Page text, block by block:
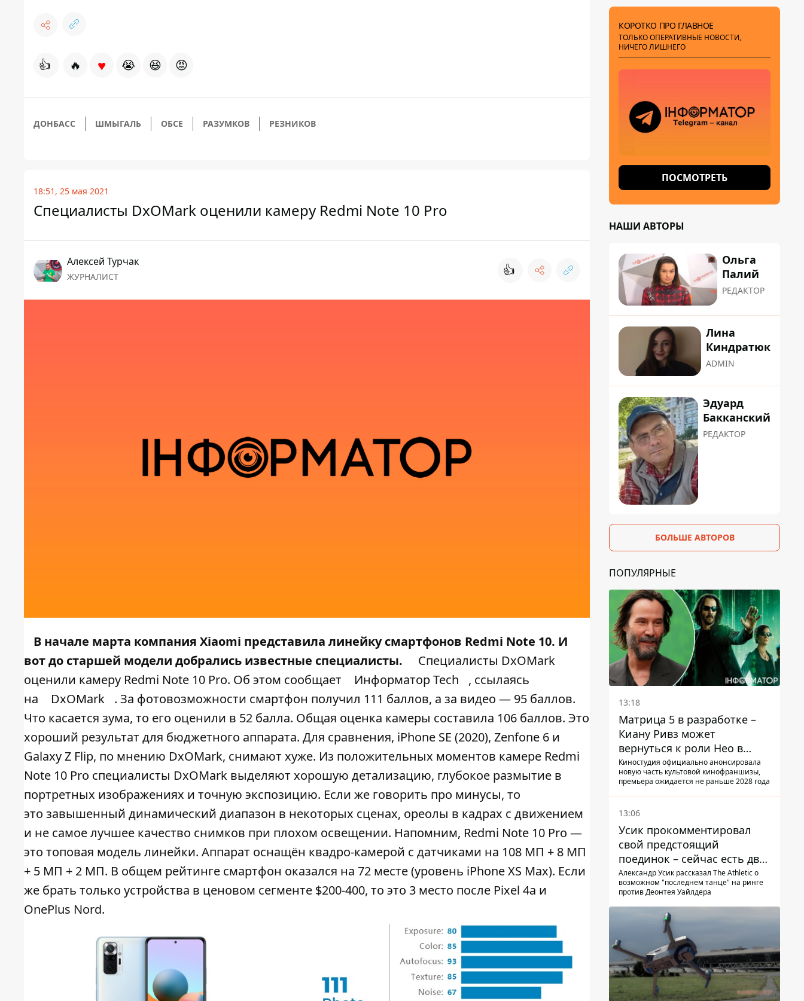
👍 🔥 ♥ 😭 😆 😡
ДОНБАСС ШМЫГАЛЬ ОБСЕ РАЗУМКОВ РЕЗНИКОВ
18:51, 25 мая 2021
Специалисты DxOMark оценили камеру Redmi Note 10 Pro
Алексей Турчак
ЖУРНАЛИСТ 👍
В начале марта компания Xiaomi представила линейку смартфонов Redmi Note 10. И
вот до старшей модели добрались известные специалисты.
Специалисты DxOMark
оценили камеру Redmi Note 10 Pro. Об этом сообщает
Информатор Tech
, ссылаясь
на
DxOMark
. За фотовозможности смартфон получил 111 баллов, а за видео — 95 баллов.
Что касается зума, то его оценили в 52 балла. Общая оценка камеры составила 106 баллов. Это
хороший результат для бюджетного аппарата. Для сравнения, iPhone SE (2020), Zenfone 6 и
Galaxy Z Flip, по мнению DxOMark, снимают хуже. Из положительных моментов камере Redmi
Note 10 Pro специалисты DxOMark выделяют хорошую детализацию, глубокое размытие в
портретных изображениях и точную экспозицию. Если же говорить про минусы, то
это завышенный динамический диапазон в некоторых сценах, ореолы в кадрах с движением
и не самое лучшее качество снимков при плохом освещении. Напомним, Redmi Note 10 Pro —
это топовая модель линейки. Аппарат оснащён квадро-камерой с датчиками на 108 МП + 8 МП
+ 5 МП + 2 МП. В общем рейтинге смартфон оказался на 72 месте (уровень iPhone XS Max). Если
же брать только устройства в ценовом сегменте $200-400, то это 3 место после Pixel 4a и
OnePlus Nord.
КОРОТКО ПРО ГЛАВНОЕ
ТОЛЬКО ОПЕРАТИВНЫЕ НОВОСТИ,
НИЧЕГО ЛИШНЕГО
ПОСМОТРЕТЬ
НАШИ АВТОРЫ
Ольга
Палий
РЕДАКТОР
Лина
Киндратюк
ADMIN
Эдуард
Бакканский
РЕДАКТОР
БОЛЬШЕ АВТОРОВ
ПОПУЛЯРНЫЕ
13:18
Матрица 5 в разработке –
Киану Ривз может
вернуться к роли Нео в
пятой части
Киностудия официально анонсировала
новую часть культовой кинофраншизы,
премьера ожидается не раньше 2028 года
13:06
Усик прокомментировал
свой предстоящий
поединок – сейчас есть два
варианта
Александр Усик рассказал The Athletic о
возможном "последнем танце" на ринге
против Деонтея Уайлдера